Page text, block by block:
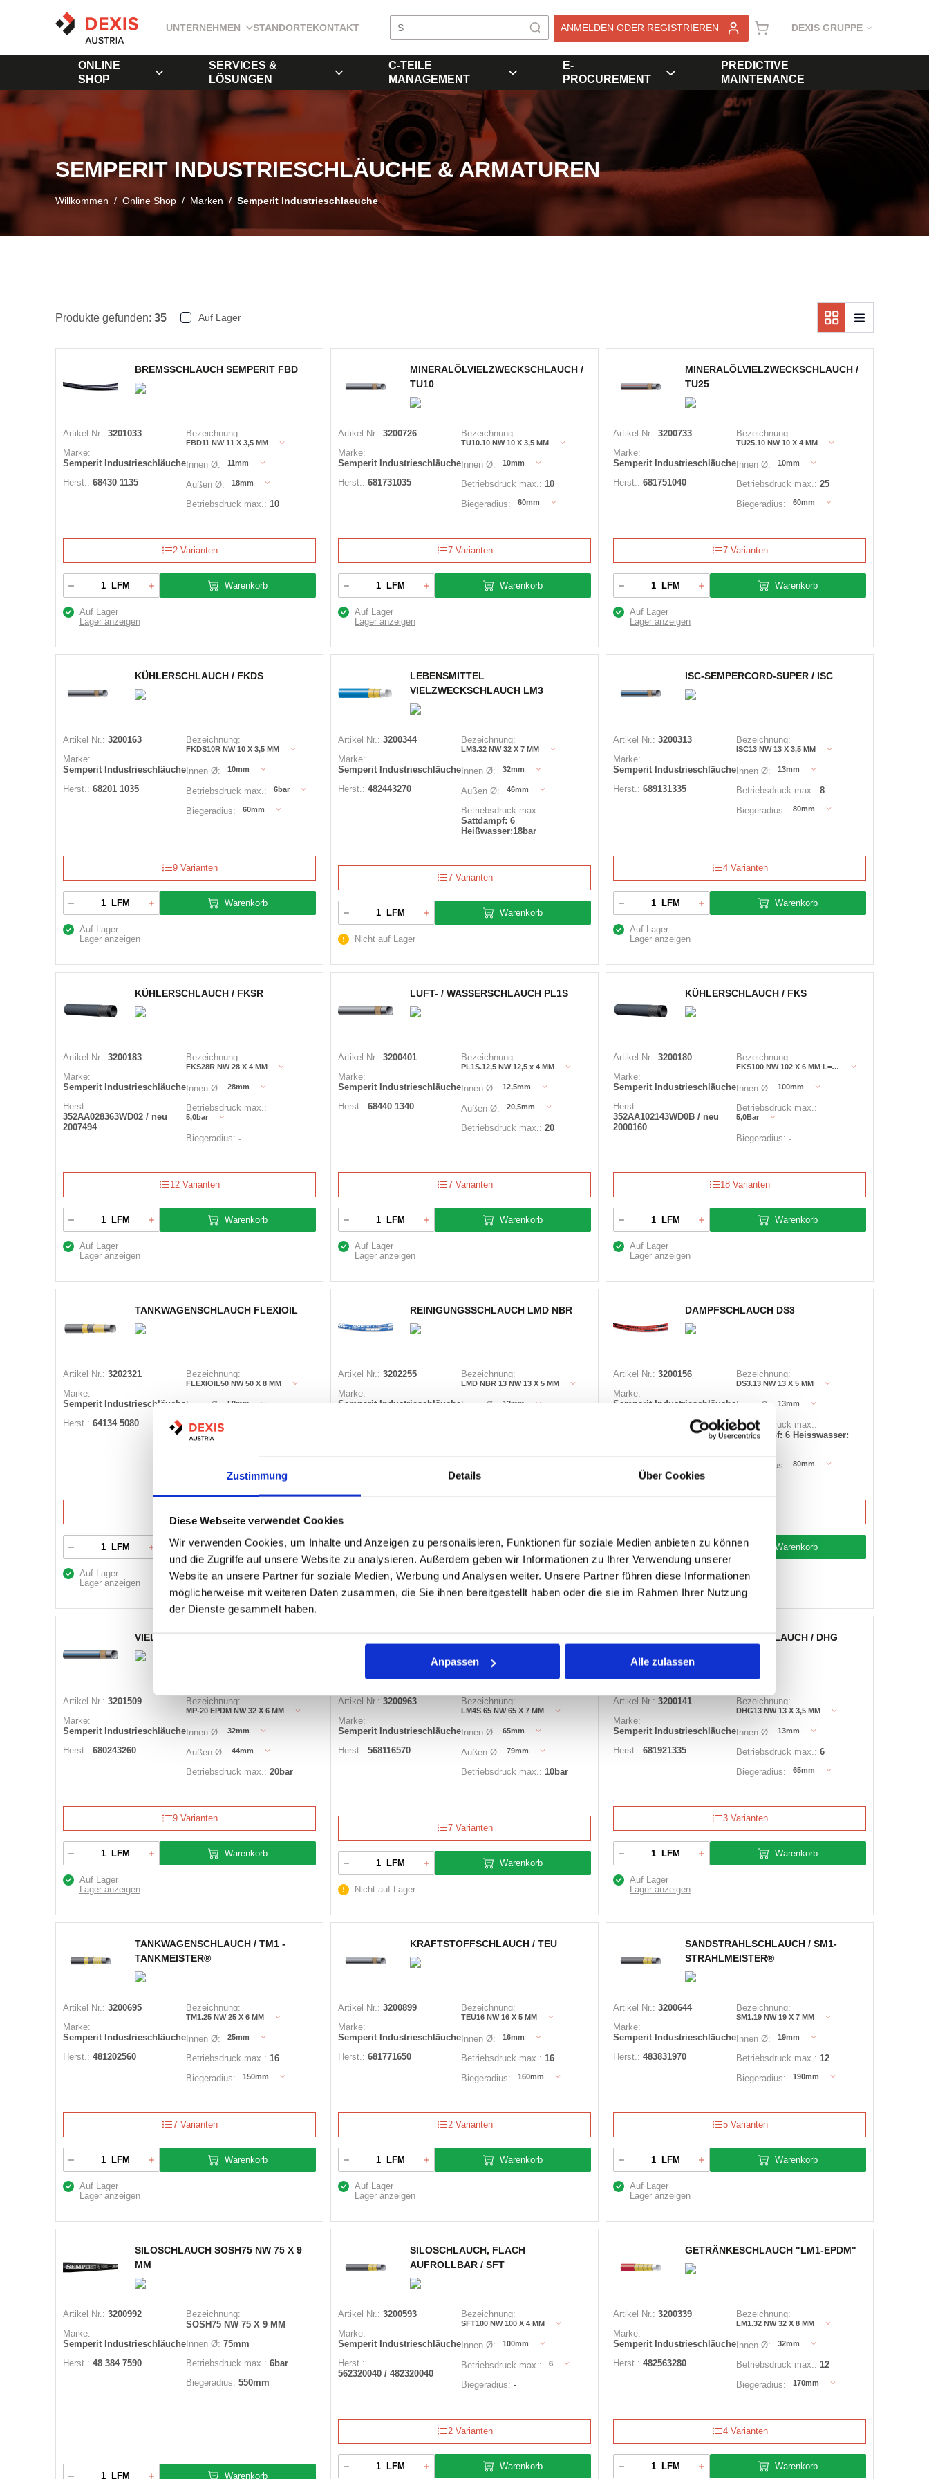
Zustimmung Details Über Cookies
Diese Webseite verwendet Cookies
Wir verwenden Cookies, um Inhalte und Anzeigen zu personalisieren, Funktionen für soziale Medien anbieten zu können
und die Zugriffe auf unsere Website zu analysieren. Außerdem geben wir Informationen zu Ihrer Verwendung unserer
Website an unsere Partner für soziale Medien, Werbung und Analysen weiter. Unsere Partner führen diese Informationen
möglicherweise mit weiteren Daten zusammen, die Sie ihnen bereitgestellt haben oder die sie im Rahmen Ihrer Nutzung
der Dienste gesammelt haben.
Anpassen Alle zulassen
UNTERNEHMEN STANDORTEKONTAKT ANMELDEN ODER REGISTRIEREN DEXIS GRUPPE
ONLINE
SHOP
SERVICES &
LÖSUNGEN
C-TEILE
MANAGEMENT
E-
PROCUREMENT
PREDICTIVE
MAINTENANCE
SEMPERIT INDUSTRIESCHLÄUCHE & ARMATUREN
Willkommen / Online Shop / Marken / Semperit Industrieschlaeuche
Produkte gefunden: 35 Auf Lager
BREMSSCHLAUCH SEMPERIT FBD
Artikel Nr.: 3201033
Marke:
Semperit Industrieschläuche
Herst.: 68430 1135
Bezeichnung:
FBD11 NW 11 X 3,5 MM
Innen Ø: 11mm
Außen Ø: 18mm
Betriebsdruck max.: 10
2 Varianten
LFM Warenkorb
Auf Lager
Lager anzeigen
MINERALÖLVIELZWECKSCHLAUCH /
TU10
Artikel Nr.: 3200726
Marke:
Semperit Industrieschläuche
Herst.: 681731035
Bezeichnung:
TU10.10 NW 10 X 3,5 MM
Innen Ø: 10mm
Betriebsdruck max.: 10
Biegeradius:
60mm
7 Varianten
LFM Warenkorb
Auf Lager
Lager anzeigen
MINERALÖLVIELZWECKSCHLAUCH /
TU25
Artikel Nr.: 3200733
Marke:
Semperit Industrieschläuche
Herst.: 681751040
Bezeichnung:
TU25.10 NW 10 X 4 MM
Innen Ø: 10mm
Betriebsdruck max.: 25
Biegeradius:
60mm
7 Varianten
LFM Warenkorb
Auf Lager
Lager anzeigen
KÜHLERSCHLAUCH / FKDS
Artikel Nr.: 3200163
Marke:
Semperit Industrieschläuche
Herst.: 68201 1035
Bezeichnung:
FKDS10R NW 10 X 3,5 MM
Innen Ø: 10mm
Betriebsdruck max.: 6bar
Biegeradius: 60mm
9 Varianten
LFM Warenkorb
Auf Lager
Lager anzeigen
LEBENSMITTEL
VIELZWECKSCHLAUCH LM3
Artikel Nr.: 3200344
Marke:
Semperit Industrieschläuche
Herst.: 482443270
Bezeichnung:
LM3.32 NW 32 X 7 MM
Innen Ø: 32mm
Außen Ø: 46mm
Betriebsdruck max.:
Sattdampf: 6
Heißwasser:18bar
7 Varianten
LFM Warenkorb
Nicht auf Lager
ISC-SEMPERCORD-SUPER / ISC
Artikel Nr.: 3200313
Marke:
Semperit Industrieschläuche
Herst.: 689131335
Bezeichnung:
ISC13 NW 13 X 3,5 MM
Innen Ø: 13mm
Betriebsdruck max.: 8
Biegeradius:
80mm
4 Varianten
LFM Warenkorb
Auf Lager
Lager anzeigen
KÜHLERSCHLAUCH / FKSR
Artikel Nr.: 3200183
Marke:
Semperit Industrieschläuche
Herst.:
352AA028363WD02 / neu
2007494
Bezeichnung:
FKS28R NW 28 X 4 MM
Innen Ø: 28mm
Betriebsdruck max.:
5,0bar
Biegeradius: -
12 Varianten
LFM Warenkorb
Auf Lager
Lager anzeigen
LUFT- / WASSERSCHLAUCH PL1S
Artikel Nr.: 3200401
Marke:
Semperit Industrieschläuche
Herst.: 68440 1340
Bezeichnung:
PL1S.12,5 NW 12,5 x 4 MM
Innen Ø: 12,5mm
Außen Ø: 20,5mm
Betriebsdruck max.: 20
7 Varianten
LFM Warenkorb
Auf Lager
Lager anzeigen
KÜHLERSCHLAUCH / FKS
Artikel Nr.: 3200180
Marke:
Semperit Industrieschläuche
Herst.:
352AA102143WD0B / neu
2000160
Bezeichnung:
FKS100 NW 102 X 6 MM L=1000 MM
Innen Ø: 100mm
Betriebsdruck max.:
5,0Bar
Biegeradius: -
18 Varianten
LFM Warenkorb
Auf Lager
Lager anzeigen
TANKWAGENSCHLAUCH FLEXIOIL
Artikel Nr.: 3202321
Marke:
Semperit Industrieschläuche
Herst.: 64134 5080
Bezeichnung:
FLEXIOIL50 NW 50 X 8 MM
Innen Ø: 50mm
Außen Ø:
LFM Warenkorb
Auf Lager
Lager anzeigen
REINIGUNGSSCHLAUCH LMD NBR
Artikel Nr.: 3202255
Marke:
Semperit Industrieschläuche
Bezeichnung:
LMD NBR 13 NW 13 X 5 MM
Innen Ø: 13mm
Sattdampf: 6 Heißwasser:
LFM Warenkorb
Auf Lager
Lager anzeigen
DAMPFSCHLAUCH DS3
Artikel Nr.: 3200156
Marke:
Semperit Industrieschläuche
Bezeichnung:
DS3.13 NW 13 X 5 MM
Innen Ø: 13mm
Betriebsdruck max.:
Sattdampf: 6 Heisswasser:
Biegeradius:
80mm
LFM Warenkorb
Auf Lager
Lager anzeigen
VIELZWECKSCHLAUCH MP-20 EPDM
Artikel Nr.: 3201509
Marke:
Semperit Industrieschläuche
Herst.: 680243260
Bezeichnung:
MP-20 EPDM NW 32 X 6 MM
Innen Ø: 32mm
Außen Ø: 44mm
Betriebsdruck max.: 20bar
9 Varianten
LFM Warenkorb
Auf Lager
Lager anzeigen
LEBENSMITTEL SAUG- UND DRUCK-
Artikel Nr.: 3200963
Marke:
Semperit Industrieschläuche
Herst.: 568116570
Bezeichnung:
LM4S 65 NW 65 X 7 MM
Innen Ø: 65mm
Außen Ø: 79mm
Betriebsdruck max.: 10bar
7 Varianten
LFM Warenkorb
Nicht auf Lager
HEISSWASSERSCHLAUCH / DHG
Artikel Nr.: 3200141
Marke:
Semperit Industrieschläuche
Herst.: 681921335
Bezeichnung:
DHG13 NW 13 X 3,5 MM
Innen Ø: 13mm
Betriebsdruck max.: 6
Biegeradius:
65mm
3 Varianten
LFM Warenkorb
Auf Lager
Lager anzeigen
TANKWAGENSCHLAUCH / TM1 -
TANKMEISTER®
Artikel Nr.: 3200695
Marke:
Semperit Industrieschläuche
Herst.: 481202560
Bezeichnung:
TM1.25 NW 25 X 6 MM
Innen Ø: 25mm
Betriebsdruck max.: 16
Biegeradius:
150mm
7 Varianten
LFM Warenkorb
Auf Lager
Lager anzeigen
KRAFTSTOFFSCHLAUCH / TEU
Artikel Nr.: 3200899
Marke:
Semperit Industrieschläuche
Herst.: 681771650
Bezeichnung:
TEU16 NW 16 X 5 MM
Innen Ø: 16mm
Betriebsdruck max.: 16
Biegeradius:
160mm
2 Varianten
LFM Warenkorb
Auf Lager
Lager anzeigen
SANDSTRAHLSCHLAUCH / SM1-
STRAHLMEISTER®
Artikel Nr.: 3200644
Marke:
Semperit Industrieschläuche
Herst.: 483831970
Bezeichnung:
SM1.19 NW 19 X 7 MM
Innen Ø: 19mm
Betriebsdruck max.: 12
Biegeradius:
190mm
5 Varianten
LFM Warenkorb
Auf Lager
Lager anzeigen
SILOSCHLAUCH SOSH75 NW 75 X 9
MM
Artikel Nr.: 3200992
Marke:
Semperit Industrieschläuche
Herst.: 48 384 7590
Bezeichnung:
SOSH75 NW 75 X 9 MM
Innen Ø: 75mm
Betriebsdruck max.: 6bar
Biegeradius: 550mm
LFM Warenkorb
SILOSCHLAUCH, FLACH
AUFROLLBAR / SFT
Artikel Nr.: 3200593
Marke:
Semperit Industrieschläuche
Herst.:
562320040 / 482320040
Bezeichnung:
SFT100 NW 100 X 4 MM
Innen Ø: 100mm
Betriebsdruck max.: 6
Biegeradius: -
2 Varianten
LFM Warenkorb
GETRÄNKESCHLAUCH "LM1-EPDM"
Artikel Nr.: 3200339
Marke:
Semperit Industrieschläuche
Herst.: 482563280
Bezeichnung:
LM1.32 NW 32 X 8 MM
Innen Ø: 32mm
Betriebsdruck max.: 12
Biegeradius:
170mm
4 Varianten
LFM Warenkorb